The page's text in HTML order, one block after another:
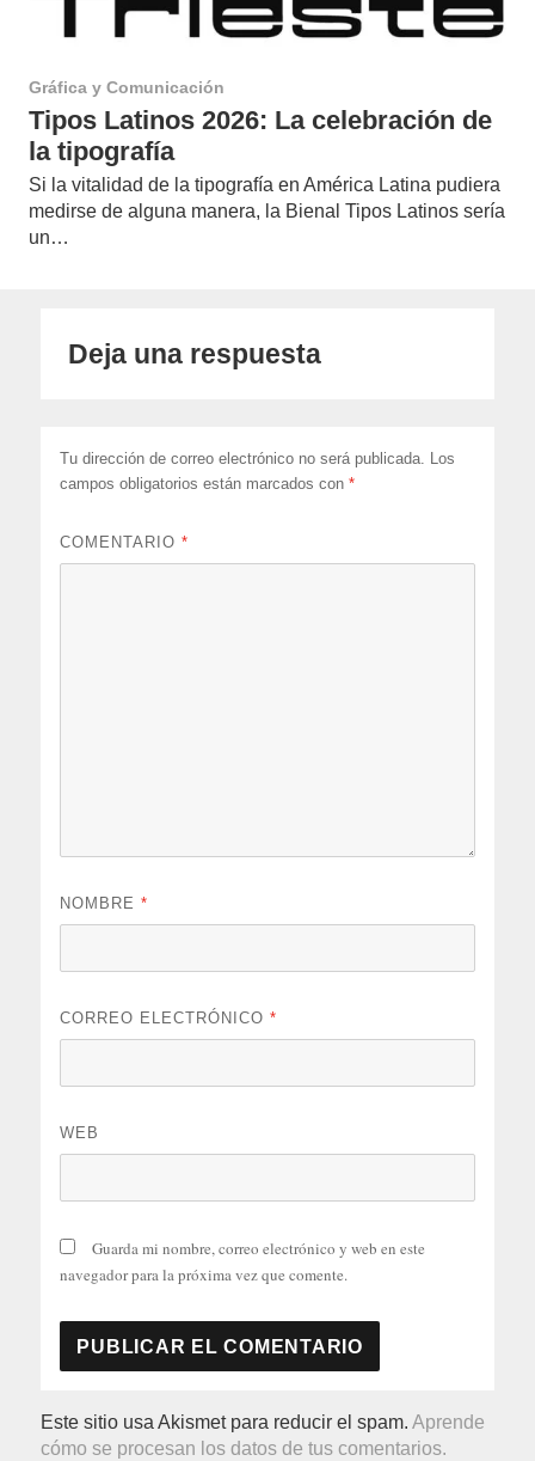
Gráfica y Comunicación
Tipos Latinos 2026: La celebración de
la tipografía
Si la vitalidad de la tipografía en América Latina pudiera
medirse de alguna manera, la Bienal Tipos Latinos sería
un…
Deja una respuesta
Tu dirección de correo electrónico no será publicada. Los
campos obligatorios están marcados con*
COMENTARIO*
NOMBRE*
CORREO ELECTRÓNICO*
WEB
Guarda mi nombre, correo electrónico y web en este
navegador para la próxima vez que comente.
Este sitio usa Akismet para reducir el spam.Aprende
cómo se procesan los datos de tus comentarios.